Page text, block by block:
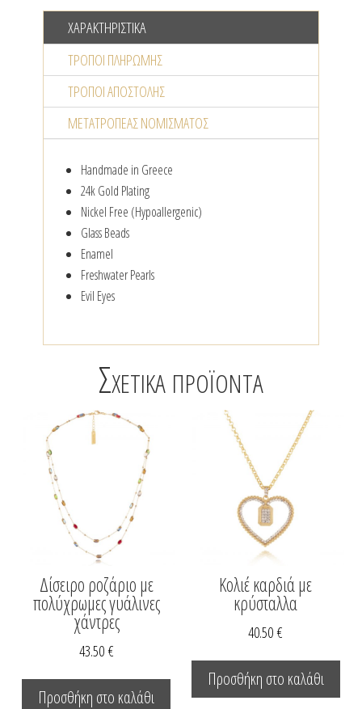
ΧΑΡΑΚΤΗΡΙΣΤΙΚΆ
ΤΡΌΠΟΙ ΠΛΗΡΩΜΉΣ
ΤΡΌΠΟΙ ΑΠΟΣΤΟΛΉΣ
ΜΕΤΑΤΡΟΠΈΑΣ NΟΜΊΣΜΑΤΟΣ
Handmade in Greece
24k Gold Plating
Nickel Free (Hypoallergenic)
Glass Beads
Enamel
Freshwater Pearls
Evil Eyes
Σχετικά προϊόντα
Δίσειρο ροζάριο με
πολύχρωμες γυάλινες
χάντρες
43.50€
Προσθήκη στο καλάθι
Κολιέ καρδιά με
κρύσταλλα
40.50€
Προσθήκη στο καλάθι